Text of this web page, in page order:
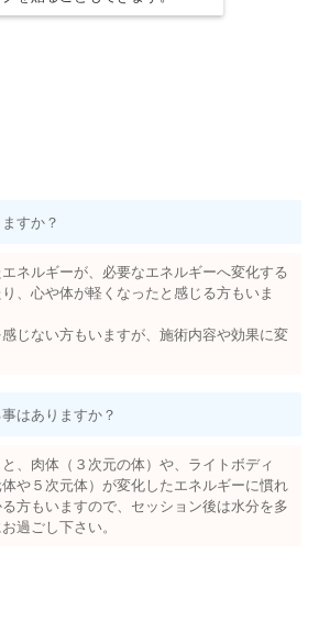
すか？
ネルギーが、必要なエネルギーへ変化する
、心や体が軽くなったと感じる方もいま
じない方もいますが、施術内容や効果に変
はありますか？
、肉体（３次元の体）や、ライトボディ
体や５次元体）が変化したエネルギーに慣れ
方もいますので、セッション後は水分を多
過ごし下さい。